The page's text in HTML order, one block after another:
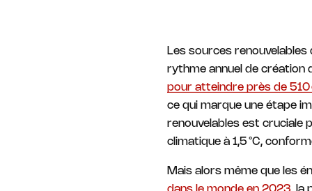
Les sources renouvelables
rythme annuel de création
pour atteindre près de
ce qui marque une étape
renouvelables est cruciale
climatique à 1,5 °C,
Mais alors même que les